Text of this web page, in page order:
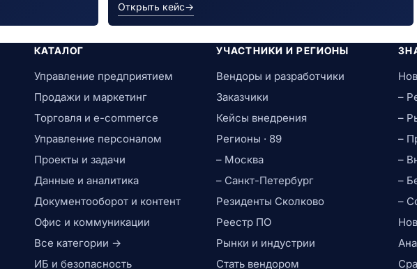
Открыть кейс→
КАТАЛОГ
Управление предприятием
Продажи и маркетинг
Торговля и e-commerce
Управление персоналом
Проекты и задачи
Данные и аналитика
Документооборот и контент
Офис и коммуникации
Все категории →
ИБ и безопасность
УЧАСТНИКИ И РЕГИОНЫ
Вендоры и разработчики
Заказчики
Кейсы внедрения
Регионы · 89
– Москва
– Санкт-Петербург
Резиденты Сколково
Реестр ПО
Рынки и индустрии
Стать вендором
–
–
–
–
–
–